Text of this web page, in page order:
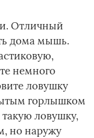
Отличный
дома мышь.
немного
ловушку
горлышком
ловушку,
но наружу